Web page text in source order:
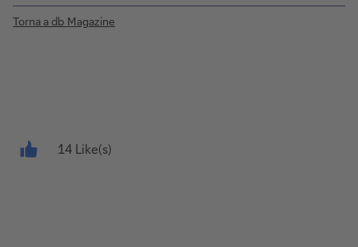
Torna a db Magazine
14 Like(s)